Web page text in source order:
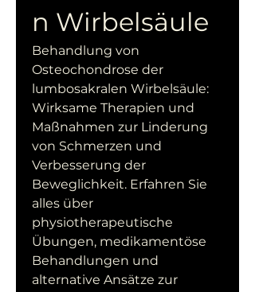
n Wirbelsäule
Behandlung von
Osteochondrose der
lumbosakralen Wirbelsäule:
Wirksame Therapien und
Maßnahmen zur Linderung
von Schmerzen und
Verbesserung der
Beweglichkeit. Erfahren Sie
alles über
physiotherapeutische
Übungen, medikamentöse
Behandlungen und
alternative Ansätze zur